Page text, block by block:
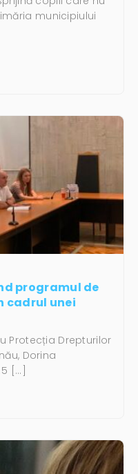
municipiului
programul de
cadrul unei
Protecția Drepturilor
Dorina
[…]